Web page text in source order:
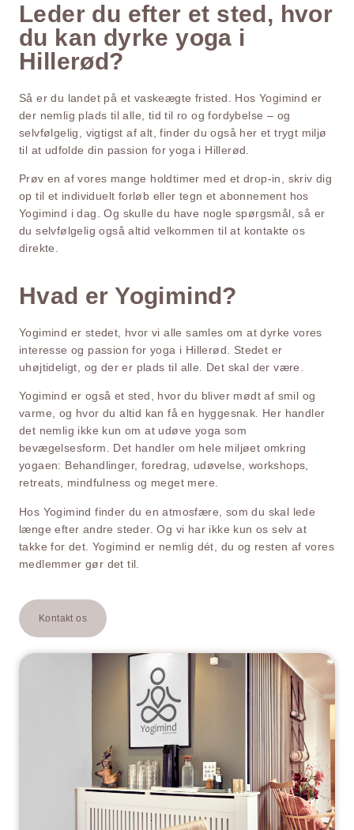
Leder du efter et sted, hvor
du kan dyrke yoga i
Hillerød?
Så er du landet på et vaskeægte fristed. Hos Yogimind er
der nemlig plads til alle, tid til ro og fordybelse – og
selvfølgelig, vigtigst af alt, finder du også her et trygt miljø
til at udfolde din passion for yoga i Hillerød.
Prøv en af vores mange holdtimer med et drop-in, skriv dig
op til et individuelt forløb eller tegn et abonnement hos
Yogimind i dag. Og skulle du have nogle spørgsmål, så er
du selvfølgelig også altid velkommen til at kontakte os
direkte.
Hvad er Yogimind?
Yogimind er stedet, hvor vi alle samles om at dyrke vores
interesse og passion for yoga i Hillerød. Stedet er
uhøjtideligt, og der er plads til alle. Det skal der være.
Yogimind er også et sted, hvor du bliver mødt af smil og
varme, og hvor du altid kan få en hyggesnak. Her handler
det nemlig ikke kun om at udøve yoga som
bevægelsesform. Det handler om hele miljøet omkring
yogaen: Behandlinger, foredrag, udøvelse, workshops,
retreats, mindfulness og meget mere.
Hos Yogimind finder du en atmosfære, som du skal lede
længe efter andre steder. Og vi har ikke kun os selv at
takke for det. Yogimind er nemlig dét, du og resten af vores
medlemmer gør det til.
Kontakt os